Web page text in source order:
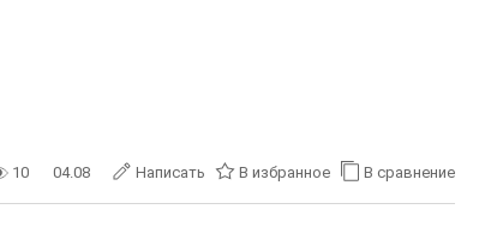
10 04.08 Написать В избранное В сравнение